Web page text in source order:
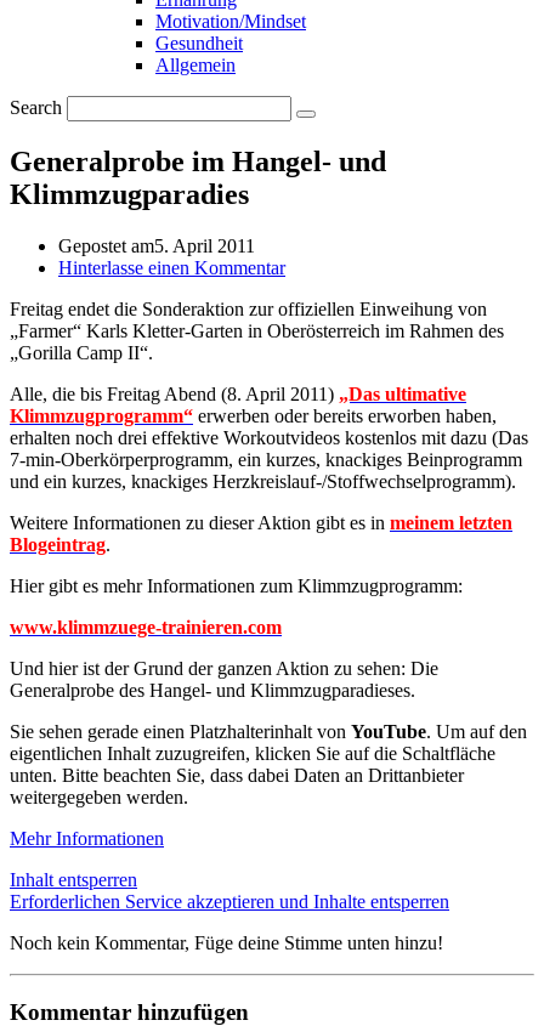
Motivation/Mindset
Gesundheit
Allgemein
Search
Generalprobe im Hangel- und
Klimmzugparadies
Gepostet am5. April 2011
Hinterlasse einen Kommentar
Freitag endet die Sonderaktion zur offiziellen Einweihung von
„Farmer“ Karls Kletter-Garten in Oberösterreich im Rahmen des
„Gorilla Camp II“.
Alle, die bis Freitag Abend (8. April 2011) „Das ultimative
Klimmzugprogramm“ erwerben oder bereits erworben haben,
erhalten noch drei effektive Workoutvideos kostenlos mit dazu (Das
7-min-Oberkörperprogramm, ein kurzes, knackiges Beinprogramm
und ein kurzes, knackiges Herzkreislauf-/Stoffwechselprogramm).
Weitere Informationen zu dieser Aktion gibt es in meinem letzten
Blogeintrag.
Hier gibt es mehr Informationen zum Klimmzugprogramm:
www.klimmzuege-trainieren.com
Und hier ist der Grund der ganzen Aktion zu sehen: Die
Generalprobe des Hangel- und Klimmzugparadieses.
Sie sehen gerade einen Platzhalterinhalt von YouTube. Um auf den
eigentlichen Inhalt zuzugreifen, klicken Sie auf die Schaltfläche
unten. Bitte beachten Sie, dass dabei Daten an Drittanbieter
weitergegeben werden.
Mehr Informationen
Inhalt entsperren
Erforderlichen Service akzeptieren und Inhalte entsperren
Noch kein Kommentar, Füge deine Stimme unten hinzu!
Kommentar hinzufügen